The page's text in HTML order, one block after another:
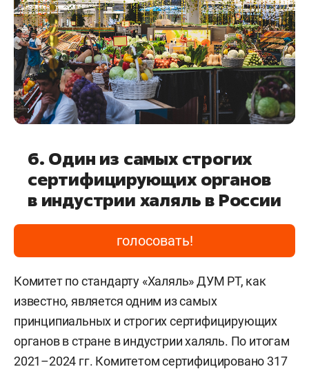
6. Один из самых строгих
сертифицирующих органов
в индустрии халяль в России
голосовать!
Комитет по стандарту «Халяль» ДУМ РТ, как
известно, является одним из самых
принципиальных и строгих сертифицирующих
органов в стране в индустрии халяль. По итогам
2021–2024 гг. Комитетом сертифицировано 317